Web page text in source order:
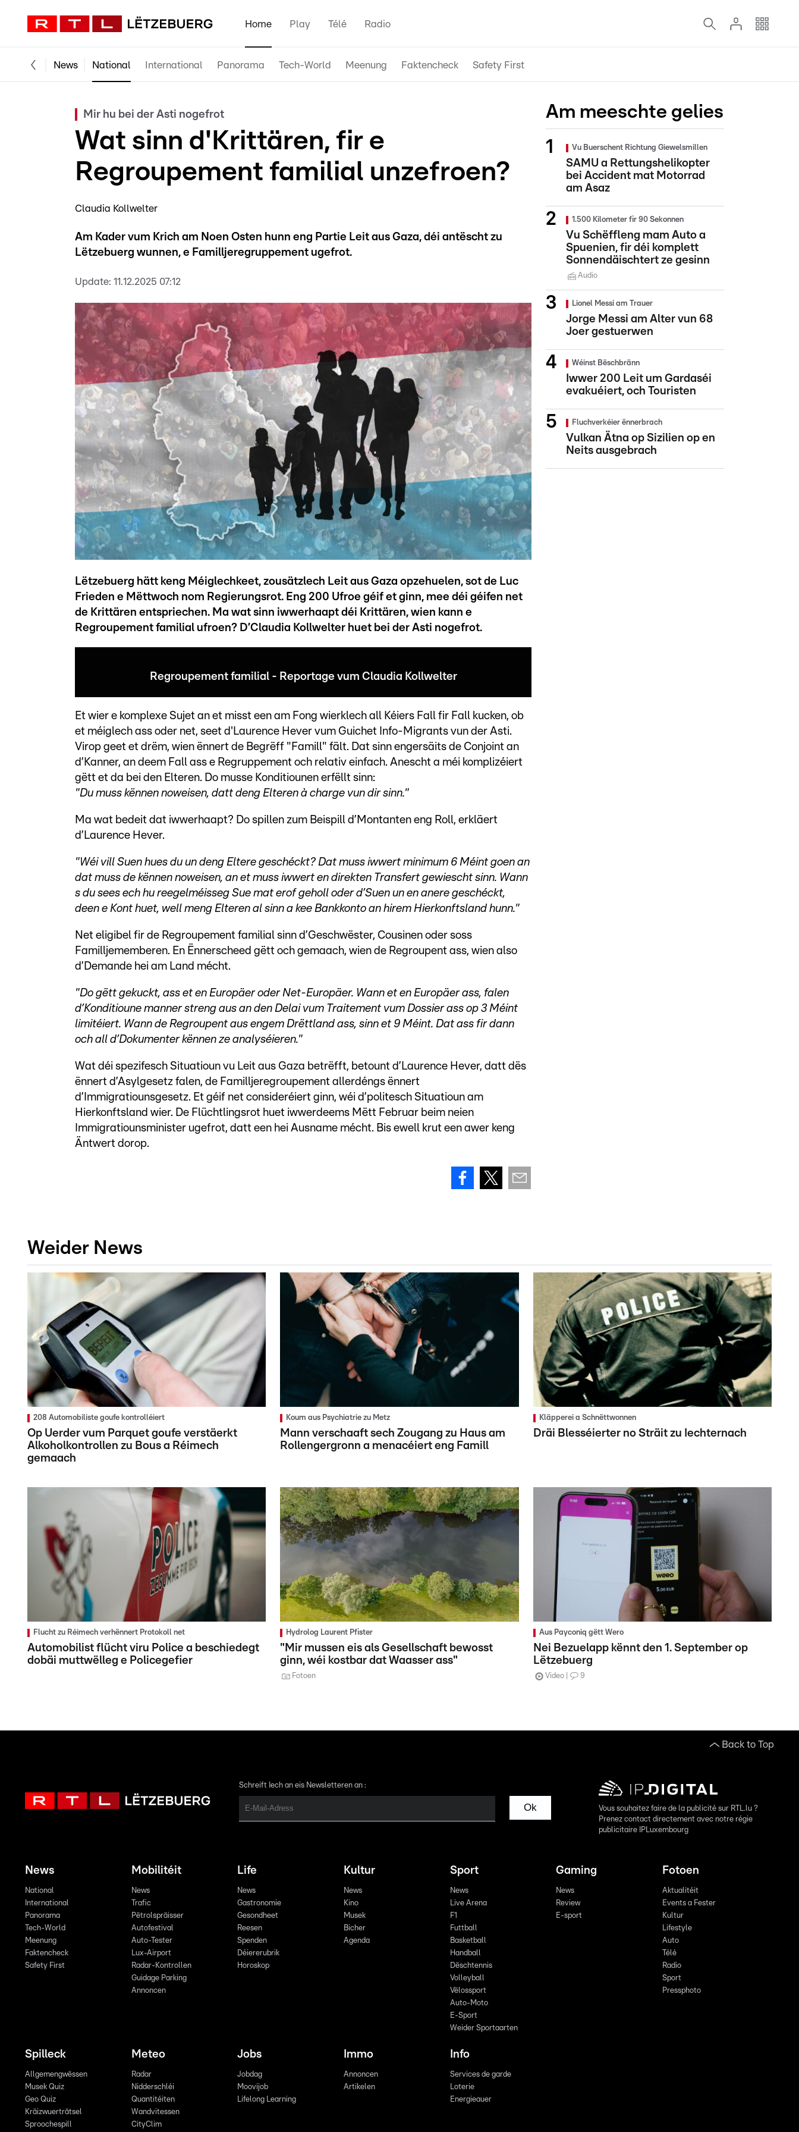
Home Play Télé Radio
News National International Panorama Tech-World Meenung Faktencheck Safety First
Mir hu bei der Asti nogefrot
Wat sinn d'Krittären, fir e
Regroupement familial unzefroen?
Claudia Kollwelter
Am Kader vum Krich am Noen Osten hunn eng Partie Leit aus Gaza, déi antëscht zu
Lëtzebuerg wunnen, e Familljeregruppement ugefrot.
Update: 11.12.2025 07:12
Lëtzebuerg hätt keng Méiglechkeet, zousätzlech Leit aus Gaza opzehuelen, sot de Luc
Frieden e Mëttwoch nom Regierungsrot. Eng 200 Ufroe géif et ginn, mee déi géifen net
de Krittären entspriechen. Ma wat sinn iwwerhaapt déi Krittären, wien kann e
Regroupement familial ufroen? D’Claudia Kollwelter huet bei der Asti nogefrot.
Regroupement familial - Reportage vum Claudia Kollwelter
Et wier e komplexe Sujet an et misst een am Fong wierklech all Kéiers Fall fir Fall kucken, ob
et méiglech ass oder net, seet d'Laurence Hever vum Guichet Info-Migrants vun der Asti.
Virop geet et drëm, wien ënnert de Begrëff "Famill" fält. Dat sinn engersäits de Conjoint an
d’Kanner, an deem Fall ass e Regruppement och relativ einfach. Anescht a méi komplizéiert
gëtt et da bei den Elteren. Do musse Konditiounen erfëllt sinn:
"Du muss kënnen noweisen, datt deng Elteren à charge vun dir sinn."
Ma wat bedeit dat iwwerhaapt? Do spillen zum Beispill d’Montanten eng Roll, erkläert
d’Laurence Hever.
"Wéi vill Suen hues du un deng Eltere geschéckt? Dat muss iwwert minimum 6 Méint goen an
dat muss de kënnen noweisen, an et muss iwwert en direkten Transfert gewiescht sinn. Wann
s du sees ech hu reegelméisseg Sue mat erof geholl oder d’Suen un en anere geschéckt,
deen e Kont huet, well meng Elteren al sinn a kee Bankkonto an hirem Hierkonftsland hunn."
Net eligibel fir de Regroupement familial sinn d’Geschwëster, Cousinen oder soss
Familljememberen. En Ënnerscheed gëtt och gemaach, wien de Regroupent ass, wien also
d’Demande hei am Land mécht.
"Do gëtt gekuckt, ass et en Europäer oder Net-Europäer. Wann et en Europäer ass, falen
d’Konditioune manner streng aus an den Delai vum Traitement vum Dossier ass op 3 Méint
limitéiert. Wann de Regroupent aus engem Drëttland ass, sinn et 9 Méint. Dat ass fir dann
och all d’Dokumenter kënnen ze analyséieren."
Wat déi spezifesch Situatioun vu Leit aus Gaza betrëfft, betount d’Laurence Hever, datt dës
ënnert d’Asylgesetz falen, de Familljeregroupement allerdéngs ënnert
d’Immigratiounsgesetz. Et géif net consideréiert ginn, wéi d’politesch Situatioun am
Hierkonftsland wier. De Flüchtlingsrot huet iwwerdeems Mëtt Februar beim neien
Immigratiounsminister ugefrot, datt een hei Ausname mécht. Bis ewell krut een awer keng
Äntwert dorop.
Am meeschte gelies
Vu Buerschent Richtung Giewelsmillen
SAMU a Rettungshelikopter
bei Accident mat Motorrad
am Asaz
1.500 Kilometer fir 90 Sekonnen
Vu Schëffleng mam Auto a
Spuenien, fir déi komplett
Sonnendäischtert ze gesinn
Audio
Lionel Messi am Trauer
Jorge Messi am Alter vun 68
Joer gestuerwen
Wéinst Bëschbränn
Iwwer 200 Leit um Gardaséi
evakuéiert, och Touristen
Fluchverkéier ënnerbrach
Vulkan Ätna op Sizilien op en
Neits ausgebrach
Weider News
208 Automobiliste goufe kontrolléiert
Op Uerder vum Parquet goufe verstäerkt
Alkoholkontrollen zu Bous a Réimech
gemaach
Koum aus Psychiatrie zu Metz
Mann verschaaft sech Zougang zu Haus am
Rollengergronn a menacéiert eng Famill
Kläpperei a Schnëttwonnen
Dräi Blesséierter no Sträit zu Iechternach
Flucht zu Réimech verhënnert Protokoll net
Automobilist flücht viru Police a beschiedegt
dobäi muttwëlleg e Policegefier
Hydrolog Laurent Pfister
"Mir mussen eis als Gesellschaft bewosst
ginn, wéi kostbar dat Waasser ass"
Fotoen
Aus Payconiq gëtt Wero
Nei Bezuelapp kënnt den 1. September op
Lëtzebuerg
Video 9
Back to Top
Schreift Iech an eis Newsletteren an :
Ok
Vous souhaitez faire de la publicité sur RTL.lu ?
Prenez contact directement avec notre régie
publicitaire IPLuxembourg
News
National
International
Panorama
Tech-World
Meenung
Faktencheck
Safety First
Mobilitéit
News
Trafic
Pëtrolspräisser
Autofestival
Auto-Tester
Lux-Airport
Radar-Kontrollen
Guidage Parking
Annoncen
Life
News
Gastronomie
Gesondheet
Reesen
Spenden
Déiererubrik
Horoskop
Kultur
News
Kino
Musek
Bicher
Agenda
Sport
News
Live Arena
F1
Futtball
Basketball
Handball
Dëschtennis
Volleyball
Vëlossport
Auto-Moto
E-Sport
Weider Sportaarten
Gaming
News
Review
E-sport
Fotoen
Aktualitéit
Events a Fester
Kultur
Lifestyle
Auto
Télé
Radio
Sport
Pressphoto
Spilleck
Allgemengwëssen
Musek Quiz
Geo Quiz
Kräizwuerträtsel
Sproochespill
Meteo
Radar
Nidderschléi
Quantitéiten
Wandvitessen
CityClim
Jobs
Jobdag
Moovijob
Lifelong Learning
Immo
Annoncen
Artikelen
Info
Services de garde
Loterie
Energieauer